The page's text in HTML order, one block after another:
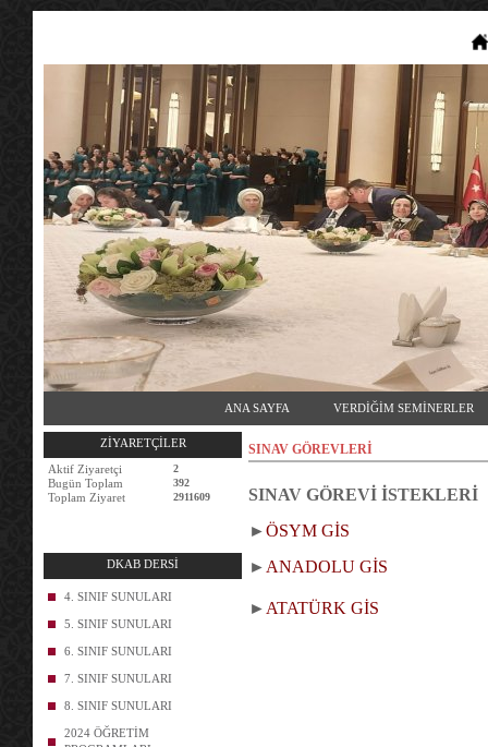
ANA SAYFA VERDİĞİM SEMİNERLER
ZİYARETÇİLER
Aktif Ziyaretçi
2
Bugün Toplam 392
Toplam Ziyaret 2911609
DKAB DERSİ
4. SINIF SUNULARI
5. SINIF SUNULARI
6. SINIF SUNULARI
7. SINIF SUNULARI
8. SINIF SUNULARI
2024 ÖĞRETİM
SINAV GÖREVLERİ
SINAV GÖREVİ İSTEKLERİ
►ÖSYM GİS
► ANADOLU GİS
► ATATÜRK GİS